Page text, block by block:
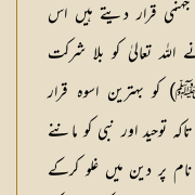
قرار دیتے ہیں اس
تعالیٰ کو بلا شرکت
کو بہترین اسوہ قرار
توحید اور نبی کو ماننے
پر دین میں غلو کرکے